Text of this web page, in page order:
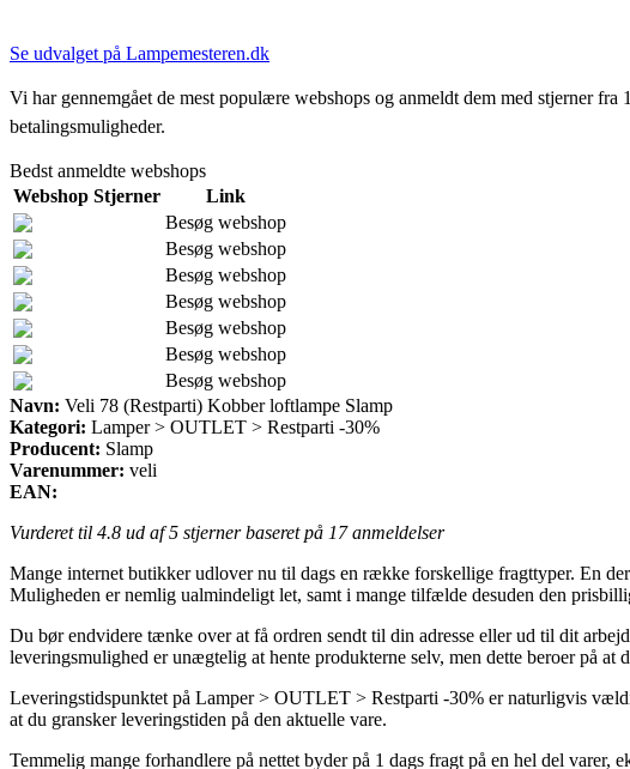
Se udvalget på Lampemesteren.dk
Vi har gennemgået de mest populære webshops og anmeldt dem med stjerner
betalingsmuligheder.
Bedst anmeldte webshops
Webshop Stjerner
Link
Besøg webshop
Besøg webshop
Besøg webshop
Besøg webshop
Besøg webshop
Besøg webshop
Besøg webshop
Navn: Veli 78 (Restparti) Kobber loftlampe Slamp
Kategori: Lamper > OUTLET > Restparti -30%
Producent: Slamp
Varenummer: veli
EAN:
Vurderet til 4.8 ud af 5 stjerner baseret på 17anmeldelser
Mange internet butikker udlover nu til dags en række forskellige fragttyper. En
Muligheden er nemlig ualmindeligt let, samt i mange tilfælde desuden den
Du bør endvidere tænke over at få ordren sendt til din adresse eller ud til dit
leveringsmulighed er unægtelig at hente produkterne selv, men dette beroer på at
Leveringstidspunktet på Lamper > OUTLET > Restparti -30% er naturligvis
at du gransker leveringstiden på den aktuelle vare.
Temmelig mange forhandlere på nettet byder på 1 dags fragt på en hel del